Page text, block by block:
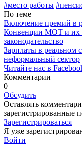
#место работы
По теме
Включение премий в
Конвенции МОТ и их
законодательство
Зарплаты в реальном
неформальный сектор
Читайте нас в
Комментарии
0
Обсудить
Оставлять
зарегистрированные
Зарегистрироваться
Я уже
Войти